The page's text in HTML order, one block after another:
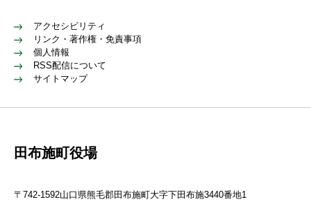
アクセシビリティ
リンク・著作権・免責事項
個人情報
RSS配信について
サイトマップ
田布施町役場
〒742-1592山口県熊毛郡田布施町大字下田布施3440番地1